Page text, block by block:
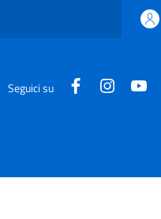
Seguici su facebook